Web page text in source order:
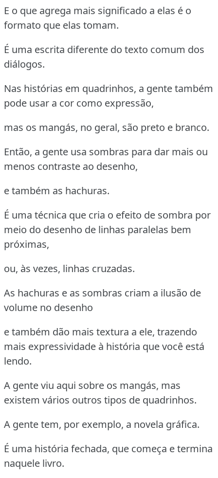
E o que agrega mais significado a elas é o
formato que elas tomam.
É uma escrita diferente do texto comum dos
diálogos.
Nas histórias em quadrinhos, a gente também
pode usar a cor como expressão,
mas os mangás, no geral, são preto e branco.
Então, a gente usa sombras para dar mais ou
menos contraste ao desenho,
e também as hachuras.
É uma técnica que cria o efeito de sombra por
meio do desenho de linhas paralelas bem
próximas,
ou, às vezes, linhas cruzadas.
As hachuras e as sombras criam a ilusão de
volume no desenho
e também dão mais textura a ele, trazendo
mais expressividade à história que você está
lendo.
A gente viu aqui sobre os mangás, mas
existem vários outros tipos de quadrinhos.
A gente tem, por exemplo, a novela gráfica.
É uma história fechada, que começa e termina
naquele livro.